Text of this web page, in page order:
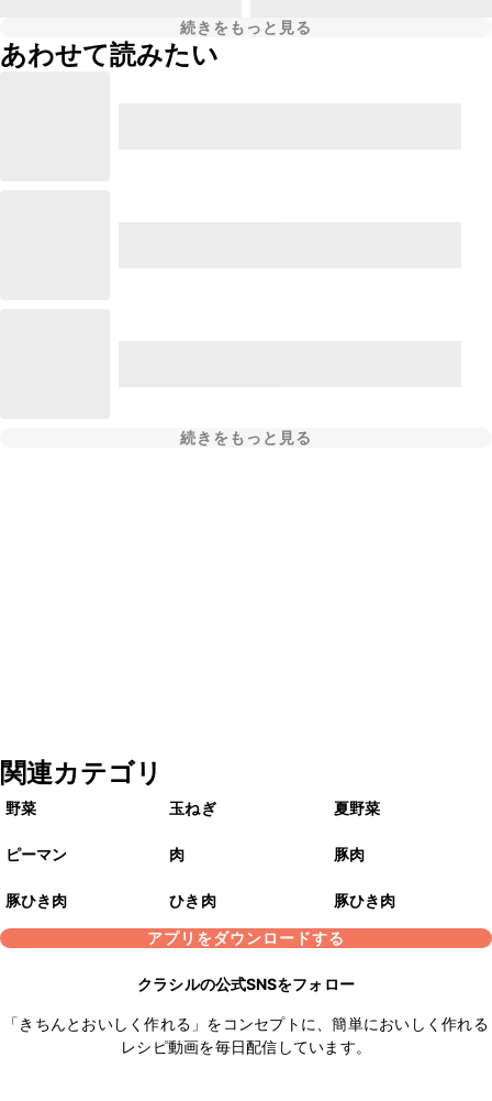
続きをもっと見る
あわせて読みたい
続きをもっと見る
関連カテゴリ
野菜 玉ねぎ 夏野菜
ピーマン 肉 豚肉
豚ひき肉 ひき肉
豚ひき肉
アプリをダウンロードする
クラシルの公式SNSをフォロー
「きちんとおいしく作れる」をコンセプトに、簡単においしく作れる
レシピ動画を毎日配信しています。